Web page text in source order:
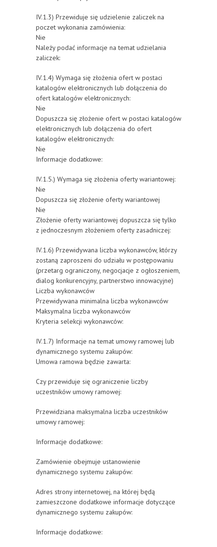
IV.1.3) Przewiduje się udzielenie zaliczek na
poczet wykonania zamówienia:
Nie
Należy podać informacje na temat udzielania
zaliczek:
IV.1.4) Wymaga się złożenia ofert w postaci
katalogów elektronicznych lub dołączenia do
ofert katalogów elektronicznych:
Nie
Dopuszcza się złożenie ofert w postaci katalogów
elektronicznych lub dołączenia do ofert
katalogów elektronicznych:
Nie
Informacje dodatkowe:
IV.1.5.) Wymaga się złożenia oferty wariantowej:
Nie
Dopuszcza się złożenie oferty wariantowej
Nie
Złożenie oferty wariantowej dopuszcza się tylko
z jednoczesnym złożeniem oferty zasadniczej:
IV.1.6) Przewidywana liczba wykonawców, którzy
zostaną zaproszeni do udziału w postępowaniu
(przetarg ograniczony, negocjacje z ogłoszeniem,
dialog konkurencyjny, partnerstwo innowacyjne)
Liczba wykonawców
Przewidywana minimalna liczba wykonawców
Maksymalna liczba wykonawców
Kryteria selekcji wykonawców:
IV.1.7) Informacje na temat umowy ramowej lub
dynamicznego systemu zakupów:
Umowa ramowa będzie zawarta:
Czy przewiduje się ograniczenie liczby
uczestników umowy ramowej:
Przewidziana maksymalna liczba uczestników
umowy ramowej:
Informacje dodatkowe:
Zamówienie obejmuje ustanowienie
dynamicznego systemu zakupów:
Adres strony internetowej, na której będą
zamieszczone dodatkowe informacje dotyczące
dynamicznego systemu zakupów:
Informacje dodatkowe: